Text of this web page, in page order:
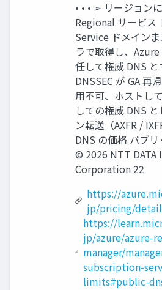
• • • ➢ リージョン
Regional サービス
Service ドメイン
ラで取得し、
任して権威 DNS
DNSSEC が GA 再
用不可、ホストし
しての権威 DNS
ン転送（AXFR /
DNS の価格 パブ
© 2026 NTT DATA
Corporation 22
https://
jp/pricing/
https://
jp/azure/azure-
manager/
subscription-
limits#public-